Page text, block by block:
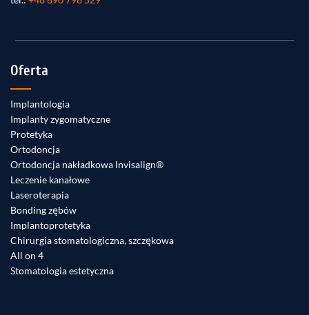
Oferta
Implantologia
Implanty zygomatyczne
Protetyka
Ortodoncja
Ortodoncja nakładkowa Invisalign®
Leczenie kanałowe
Laseroterapia
Bonding zębów
Implantoprotetyka
Chirurgia stomatologiczna, szczękowa
All on 4
Stomatologia estetyczna